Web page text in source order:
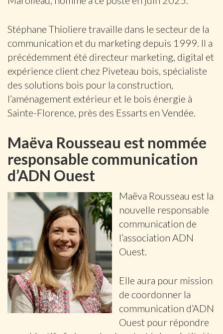
Stéphane Thioliere travaille dans le secteur de la
communication et du marketing depuis 1999. Il a
précédemment été directeur marketing, digital et
expérience client chez Piveteau bois, spécialiste
des solutions bois pour la construction,
l’aménagement extérieur et le bois énergie à
Sainte-Florence, près des Essarts en Vendée.
Maëva Rousseau est nommée
responsable communication
d’ADN Ouest
Maëva Rousseau est la
nouvelle responsable
communication de
l’association ADN
Ouest.
Elle aura pour mission
de coordonner la
communication d’ADN
Ouest pour répondre